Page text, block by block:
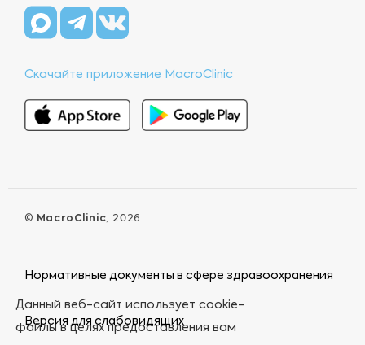
Скачайте приложение MacroClinic
© MacroClinic, 2026
Нормативные документы в сфере здравоохранения
Версия для слабовидящих
Данный веб-сайт использует cookie-
файлы в целях предоставления вам